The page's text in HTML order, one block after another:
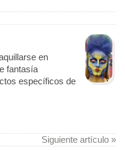
en
fantasía
específicos de
Siguiente artículo »